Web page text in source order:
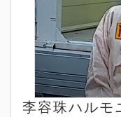
李容珠ハルモ